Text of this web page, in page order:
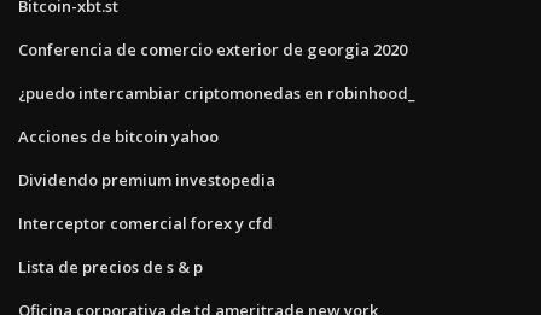
Bitcoin-xbt.st
Conferencia de comercio exterior de georgia 2020
¿puedo intercambiar criptomonedas en robinhood_
Acciones de bitcoin yahoo
Dividendo premium investopedia
Interceptor comercial forex y cfd
Lista de precios de s & p
Oficina corporativa de td ameritrade new york